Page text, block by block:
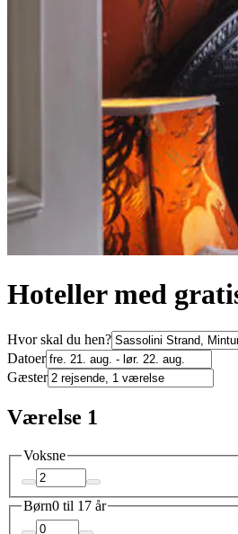
Hoteller med
Hvor skal du hen?
Datoer
Gæster
Værelse 1
Voksne
Børn0 til 17 år